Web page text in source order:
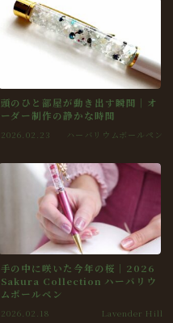
頭のひと部屋が動き出す瞬間｜オ
ーダー制作の静かな時間
2026.02.23 ハーバリウムボールペン
手の中に咲いた今年の桜｜2026
Sakura Collection ハーバリウ
ムボールペン
2026.02.18 Lavender Hill